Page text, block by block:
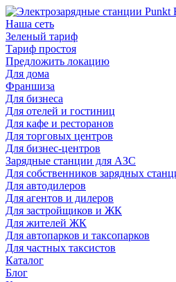
Наша сеть
Зеленый тариф
Тариф простоя
Предложить локацию
Для дома
Франшиза
Для бизнеса
Для отелей и гостиниц
Для кафе и ресторанов
Для торговых центров
Для бизнес-центров
Зарядные станции для АЗС
Для собственников зарядных
Для автодилеров
Для агентов и дилеров
Для застройщиков и ЖК
Для жителей ЖК
Для автопарков и таксопарков
Для частных таксистов
Каталог
Блог